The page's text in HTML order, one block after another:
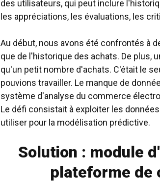
des utilisateurs, qui peut inclure
les appréciations, les évaluations, les
Au début, nous avons été confrontés à
que de l'historique des achats. De plus,
qu'un petit nombre d'achats. C'était le
pouvions travailler. Le manque de
système d'analyse du commerce
Le défi consistait à exploiter les
utiliser pour la modélisation prédictive.
Solution : module
plateforme de